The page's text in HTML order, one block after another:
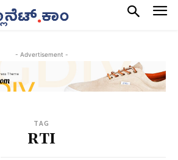
- Advertisement -
TAG
RTI